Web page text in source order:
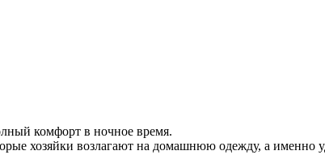
комфорт в ночное время.
хозяйки возлагают на домашнюю одежду, а именно